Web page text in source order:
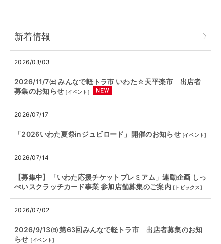
新着情報
2026/08/03
2026/11/7㈯ みんなで軽トラ市 いわた☆天平楽市 出店者
募集のお知らせ [イベント ]
2026/07/17
「2026いわた夏祭inジュビロード」開催のお知らせ [イベント]
2026/07/14
【募集中】「いわた応援チケットプレミアム」連動企画 しっ
ぺいスクラッチカード事業 参加店舗募集のご案内 [ トピックス]
2026/07/02
2026/9/13㈰ 第63回みんなで軽トラ市 出店者募集のお知
らせ [イベント]